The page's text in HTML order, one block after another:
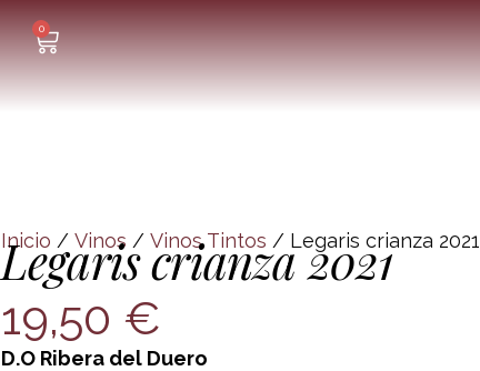
0
Inicio / Vinos / Vinos Tintos / Legaris crianza 2021
Legaris crianza 2021
19,50 €
D.O Ribera del Duero